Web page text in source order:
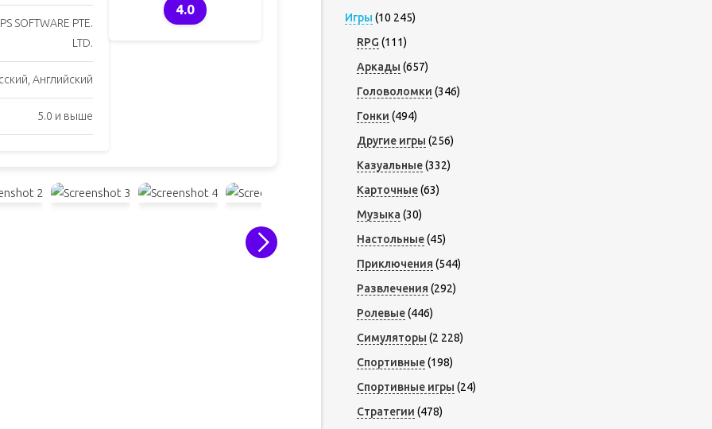
SOFTWARE PTE.
LTD.
Английский
5.0 и выше
4.0
Игры (10 245)
RPG (111)
Аркады (657)
Головоломки (346)
Гонки (494)
Другие игры (256)
Казуальные(332)
Карточные(63)
Музыка (30)
Настольные(45)
Приключения (544)
Развлечения (292)
Ролевые(446)
Симуляторы (2 228)
Спортивные(198)
Спортивные игры (24)
Стратегии (478)